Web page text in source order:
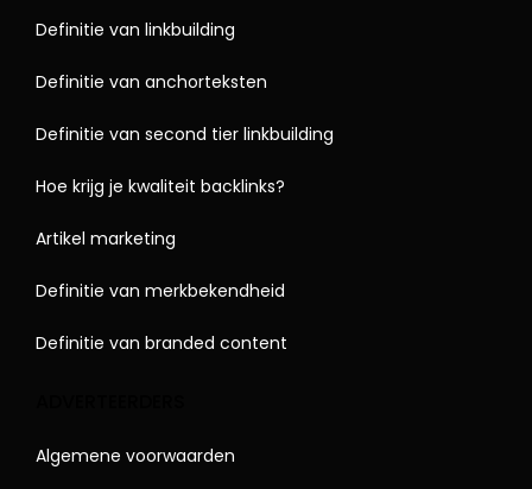
Definitie van linkbuilding
Definitie van anchorteksten
Definitie van second tier linkbuilding
Hoe krijg je kwaliteit backlinks?
Artikel marketing
Definitie van merkbekendheid
Definitie van branded content
Algemene voorwaarden